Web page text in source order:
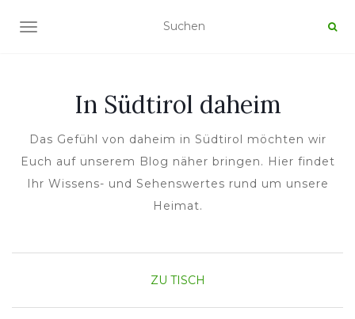
NAVIGATION UMSCHALTEN
In Südtirol daheim
Das Gefühl von daheim in Südtirol möchten wir
Euch auf unserem Blog näher bringen. Hier findet
Ihr Wissens- und Sehenswertes rund um unsere
Heimat.
ZU TISCH